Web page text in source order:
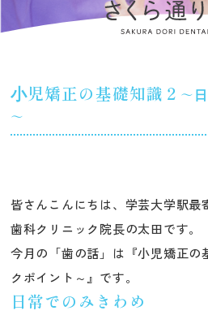
⼩児矯正の基礎知識２ ～
～
皆さんこんにちは、学芸大学駅最
歯科クリニック院長の太田です。
今月の「歯の話」は『小児矯正の
クポイント～』です。
日常でのみきわめ